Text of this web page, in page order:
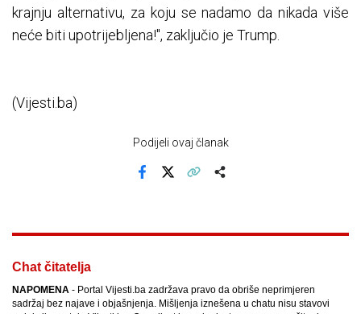
krajnju alternativu, za koju se nadamo da nikada više
neće biti upotrijebljena!", zaključio je Trump.
(Vijesti.ba)
Podijeli ovaj članak
Chat čitatelja
NAPOMENA - Portal Vijesti.ba zadržava pravo da obriše neprimjeren
sadržaj bez najave i objašnjenja. Mišljenja iznešena u chatu nisu stavovi